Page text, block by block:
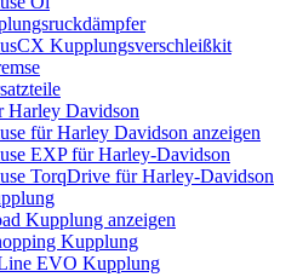
Kupplungsverschleißkit
Harley Davidson
für Harley Davidson anzeigen
EXP für Harley-Davidson
TorqDrive für Harley-Davidson
Kupplung anzeigen
Kupplung
EVO Kupplung